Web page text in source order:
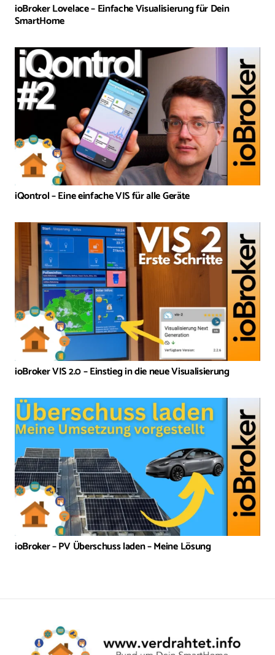
ioBroker Lovelace – Einfache Visualisierung für Dein
SmartHome
iQontrol – Eine einfache VIS für alle Geräte
ioBroker VIS 2.0 – Einstieg in die neue Visualisierung
ioBroker – PV Überschuss laden – Meine Lösung